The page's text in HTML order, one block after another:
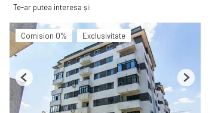
Te-ar putea interesa și:
Comision 0% Exclusivitate
Previous Next